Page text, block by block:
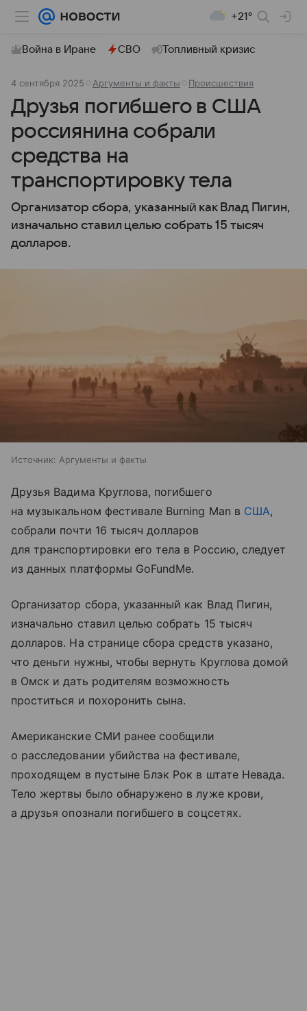
+21°
Война в Иране СВО Топливный кризис
4 сентября 2025 Аргументы и факты Происшествия
Друзья погибшего в США
россиянина собрали
средства на
транспортировку тела
Организатор сбора, указанный как Влад Пигин,
изначально ставил целью собрать 15 тысяч
долларов.
Источник: Аргументы и факты
Друзья Вадима Круглова, погибшего
на музыкальном фестивале Burning Man в США,
собрали почти 16 тысяч долларов
для транспортировки его тела в Россию, следует
из данных платформы GoFundMe.
Организатор сбора, указанный как Влад Пигин,
изначально ставил целью собрать 15 тысяч
долларов. На странице сбора средств указано,
что деньги нужны, чтобы вернуть Круглова домой
в Омск и дать родителям возможность
проститься и похоронить сына.
Американские СМИ ранее сообщили
о расследовании убийства на фестивале,
проходящем в пустыне Блэк Рок в штате Невада.
Тело жертвы было обнаружено в луже крови,
а друзья опознали погибшего в соцсетях.